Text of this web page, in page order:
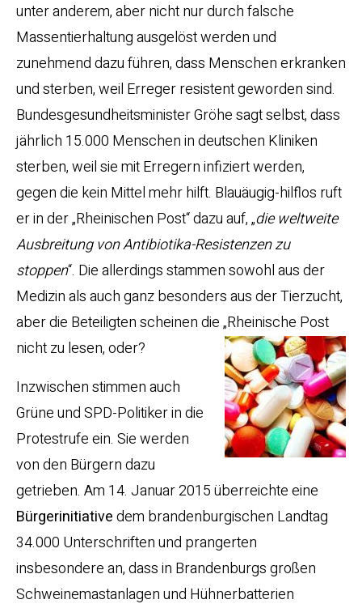
unter anderem, aber nicht nur durch falsche
Massentierhaltung ausgelöst werden und
zunehmend dazu führen, dass Menschen erkranken
und sterben, weil Erreger resistent geworden sind.
Bundesgesundheitsminister Gröhe sagt selbst, dass
jährlich 15.000 Menschen in deutschen Kliniken
sterben, weil sie mit Erregern infiziert werden,
gegen die kein Mittel mehr hilft. Blauäugig-hilflos ruft
er in der „Rheinischen Post“ dazu auf, „die weltweite
Ausbreitung von Antibiotika-Resistenzen zu
stoppen“. Die allerdings stammen sowohl aus der
Medizin als auch ganz besonders aus der Tierzucht,
aber die Beteiligten scheinen die „Rheinische Post
nicht zu lesen, oder?
Inzwischen stimmen auch
Grüne und SPD-Politiker in die
Protestrufe ein. Sie werden
von den Bürgern dazu
getrieben. Am 14. Januar 2015 überreichte eine
Bürgerinitiativedem brandenburgischen Landtag
34.000 Unterschriften und prangerten
insbesondere an, dass in Brandenburgs großen
Schweinemastanlagen und Hühnerbatterien